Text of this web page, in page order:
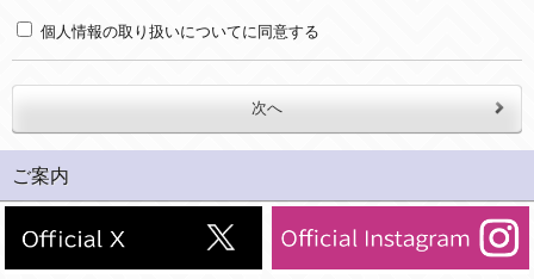
・お問合せへの対応のため
(2)法令等により開示を求められた場合。
個人情報の取り扱いについてに同意する
ご案内